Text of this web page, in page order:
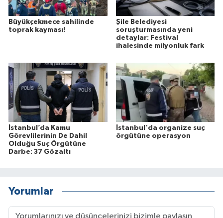
Büyükçekmece sahilinde
toprak kayması!
Şile Belediyesi
soruşturmasında yeni
detaylar: Festival
ihalesinde milyonluk fark
İstanbul’da Kamu
Görevlilerinin De Dahil
Olduğu Suç Örgütüne
Darbe: 37 Gözaltı
İstanbul'da organize suç
örgütüne operasyon
Yorumlar